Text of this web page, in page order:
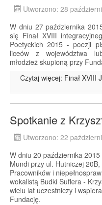
Utworzono: 28
W dniu 27 października
się Finał XVIII
Poetyckich 2015 - poezji
liceów z województwa
młodzież skupioną przy
Czytaj więcej: Finał XVIII
Spotkanie z
Utworzono: 22
W dniu 20 października
Mundi przy ul. Hutniczej
Pracowników i
wokalistą Budki Suflera -
wielu lat uczestniczy i
Fundację.